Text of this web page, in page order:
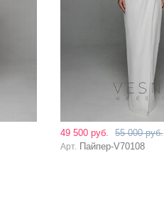
49 500 руб. 55 000 руб.
Арт. Пайпер-V70108